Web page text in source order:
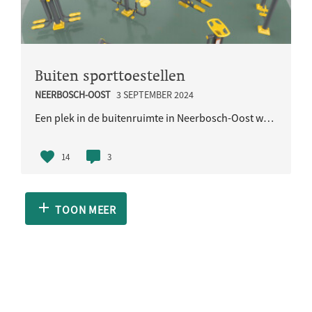
Buiten sporttoestellen
NEERBOSCH-OOST 3 SEPTEMBER 2024
Een plek in de buitenruimte in Neerbosch-Oost waar mensen samen kunnen komen om te sporten op fitn..
14 3
TOON MEER